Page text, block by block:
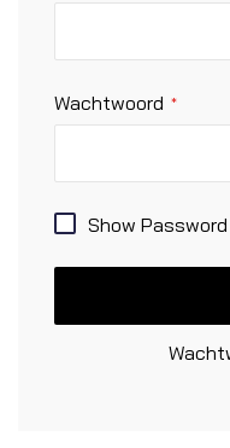
Wachtwoord
Show Password